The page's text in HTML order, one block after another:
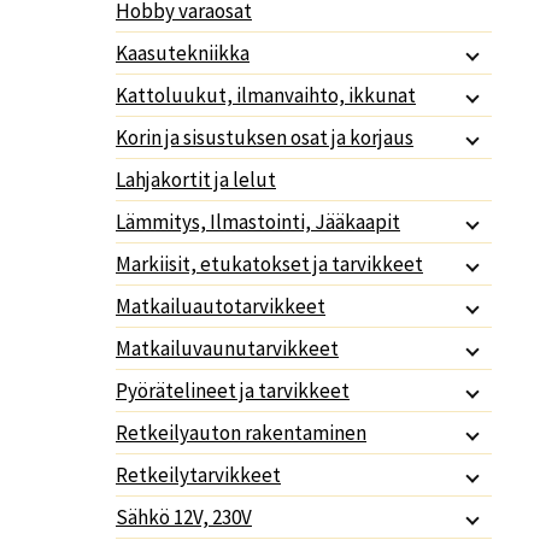
Hobby varaosat
Kaasutekniikka
Kattoluukut, ilmanvaihto, ikkunat
Korin ja sisustuksen osat ja korjaus
Lahjakortit ja lelut
Lämmitys, Ilmastointi, Jääkaapit
Markiisit, etukatokset ja tarvikkeet
Matkailuautotarvikkeet
Matkailuvaunutarvikkeet
Pyörätelineet ja tarvikkeet
Retkeilyauton rakentaminen
Retkeilytarvikkeet
Sähkö 12V, 230V